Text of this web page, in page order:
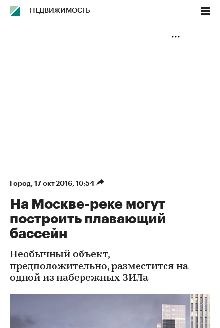
НЕДВИЖИМОСТЬ
Город⁠, 17 окт 2016, 10:54
На Москве-реке могут
построить плавающий
бассейн
Необычный объект,
предположительно, разместится на
одной из набережных ЗИЛа